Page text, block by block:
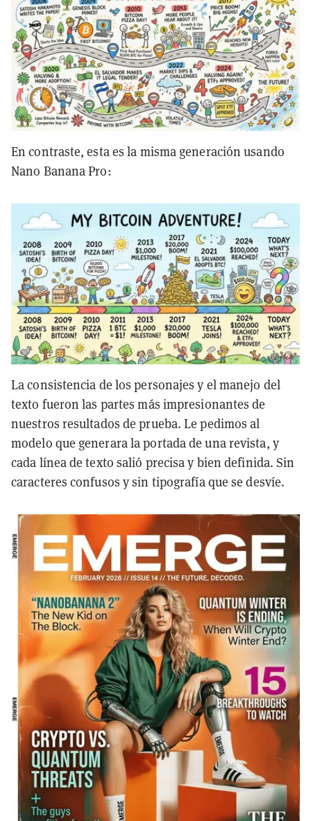
En contraste, esta es la misma generación usando
Nano Banana Pro:
La consistencia de los personajes y el manejo del
texto fueron las partes más impresionantes de
nuestros resultados de prueba. Le pedimos al
modelo que generara la portada de una revista, y
cada línea de texto salió precisa y bien definida. Sin
caracteres confusos y sin tipografía que se desvíe.